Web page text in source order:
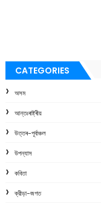
CATEGORIES
অসম
আন্তঃৰাষ্ট্ৰীয়
উত্তৰ-পূৰ্বাঞ্চল
উপন্যাস
কবিতা
ক্রীড়া-জগত